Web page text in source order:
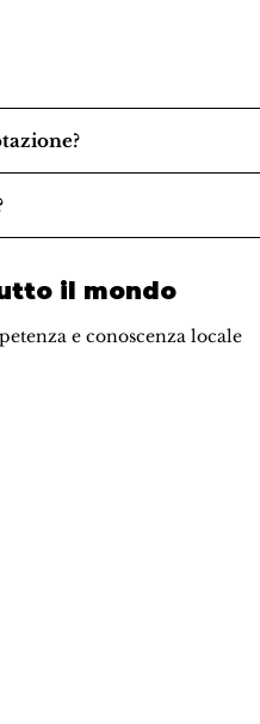
il mondo
e conoscenza locale